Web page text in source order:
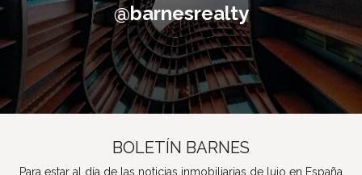
@barnesrealty
BOLETÍN BARNES
Para estar al día de las noticias inmobiliarias de lujo en España